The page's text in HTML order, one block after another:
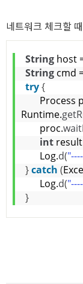
네트워크 체크할
String host
String cmd
try{
Process
Runtime.
      proc.
int
      Log.
d(
}catch (
      Log.
d(
}